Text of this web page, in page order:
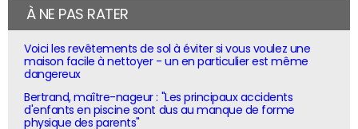
À NE PAS RATER
Voici les revêtements de sol à éviter si vous voulez une
maison facile à nettoyer - un en particulier est même
dangereux
Bertrand, maître-nageur : "Les principaux accidents
d'enfants en piscine sont dus au manque de forme
physique des parents"